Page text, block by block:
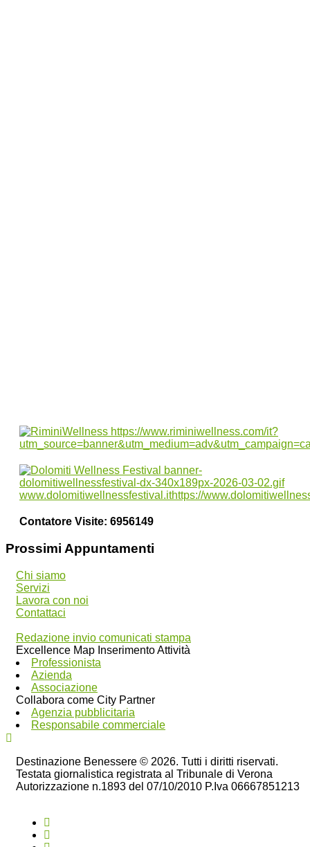
Contatore Visite: 6956149
Prossimi Appuntamenti
Chi siamo
Servizi
Lavora con noi
Contattaci
Redazione invio comunicati stampa
Excellence Map Inserimento Attività
Professionista
Azienda
Associazione
Collabora come City Partner
Agenzia pubblicitaria
Responsabile commerciale
Destinazione Benessere © 2026. Tutti i diritti riservati.
Testata giornalistica registrata al Tribunale di Verona
Autorizzazione n.1893 del 07/10/2010 P.Iva 06667851213